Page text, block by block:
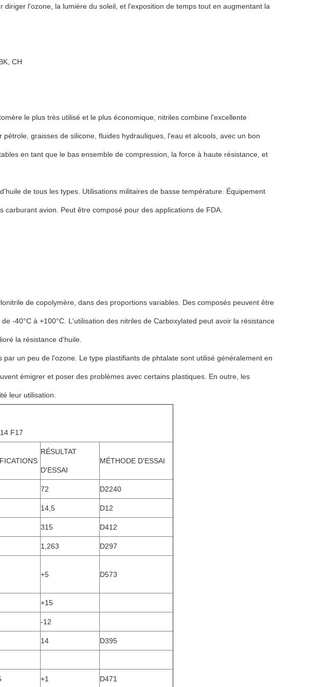
diriger l'ozone, la lumière du soleil, et l'exposition de temps tout en augmentant la
CH
le plus très utilisé et le plus économique, nitriles combine l'excellente
graisses de silicone, fluides hydrauliques, l'eau et alcools, avec un bon
en tant que le bas ensemble de compression, la force à haute résistance, et
de tous les types. Utilisations militaires de basse température. Équipement
avion. Peut être composé pour des applications de FDA.
de copolymère, dans des proportions variables. Des composés peuvent être
-40°C à +100°C. L'utilisation des nitriles de Carboxylated peut avoir la résistance
la résistance d'huile.
un peu de l'ozone. Le type plastifiants de phtalate sont utilisé généralement en
émigrer et poser des problèmes avec certains plastiques. En outre, les
leur utilisation.
F17
RÉSULTAT
D'ESSAI
MÉTHODE D'ESSAI
72 D2240
14,5 D12
315 D412
1,263 D297
+5 D573
+15
-12
14 D395
+1 D471